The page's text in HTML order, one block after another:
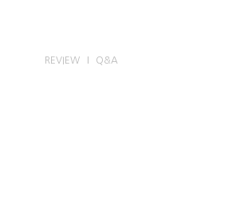
REVIEW Q&A